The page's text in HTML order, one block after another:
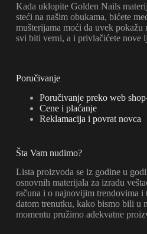
Kada uklopite Golden Nails
steći na našim obukama, bićete
mušterijama moći da uvek pokažu
svi biti verni, a i privlačićete nove
Poručivanje
Poručivanje preko web
Cene i plaćanje
Reklamacija i povrat novca
Šta Vam nudimo?
Lista proizvoda se iz godine u
osnovnih materijala za izradu
računa i o najnovijim trendovima i
datom trenutku, kako bismo bili u
momentu pružimo adekvatne